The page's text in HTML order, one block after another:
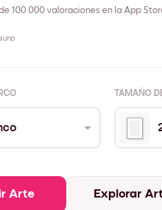
100.000 valoraciones en la App
uno
TAMAÑO
Arte Explorar